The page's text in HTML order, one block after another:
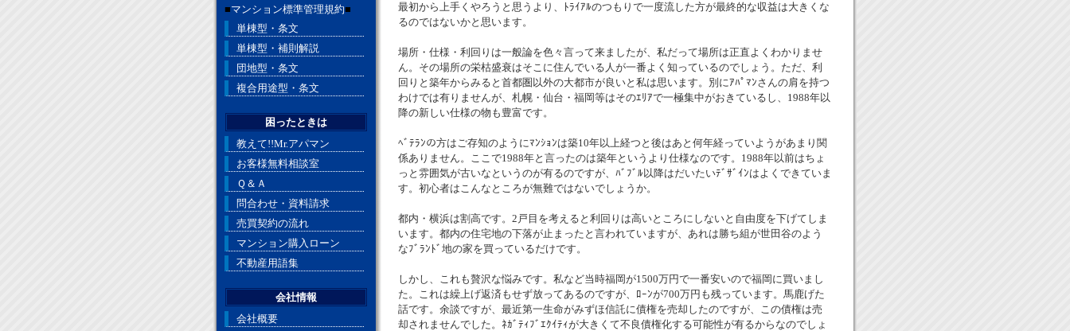
最初から上手くやろうと思うより、ﾄﾗｲｱﾙのつもりで一度流した方が最終的な収益は大きくな
るのではないかと思います。
場所・仕様・利回りは一般論を色々言って来ましたが、私だって場所は正直よくわかりませ
ん。その場所の栄枯盛衰はそこに住んでいる人が一番よく知っているのでしょう。ただ、利
回りと築年からみると首都圏以外の大都市が良いと私は思います。別にｱﾊﾟﾏﾝさんの肩を持つ
わけでは有りませんが、札幌・仙台・福岡等はそのｴﾘｱで一極集中がおきているし、1988年以
降の新しい仕様の物も豊富です。
ﾍﾞﾃﾗﾝの方はご存知のようにﾏﾝｼｮﾝは築10年以上経つと後はあと何年経っていようがあまり関
係ありません。ここで1988年と言ったのは築年というより仕様なのです。1988年以前はちょ
っと雰囲気が古いなというのが有るのですが、ﾊﾞﾌﾞﾙ以降はだいたいﾃﾞｻﾞｲﾝはよくできていま
す。初心者はこんなところが無難ではないでしょうか。
都内・横浜は割高です。2戸目を考えると利回りは高いところにしないと自由度を下げてしま
います。都内の住宅地の下落が止まったと言われていますが、あれは勝ち組が世田谷のよう
なﾌﾞﾗﾝﾄﾞ地の家を買っているだけです。
しかし、これも贅沢な悩みです。私など当時福岡が1500万円で一番安いので福岡に買いまし
た。これは繰上げ返済もせず放ってあるのですが、ﾛｰﾝが700万円も残っています。馬鹿げた
話です。余談ですが、最近第一生命がみずほ信託に債権を売却したのですが、この債権は売
却されませんでした。ﾈｶﾞﾃｨﾌﾞｴｸｲﾃｨが大きくて不良債権化する可能性が有るからなのでしょ
■マンション標準管理規約■
単棟型・条文
単棟型・補則解説
団地型・条文
複合用途型・条文
困ったときは
教えて!!Mr.アパマン
お客様無料相談室
Ｑ＆Ａ
問合わせ・資料請求
売買契約の流れ
マンション購入ローン
不動産用語集
会社情報
会社概要